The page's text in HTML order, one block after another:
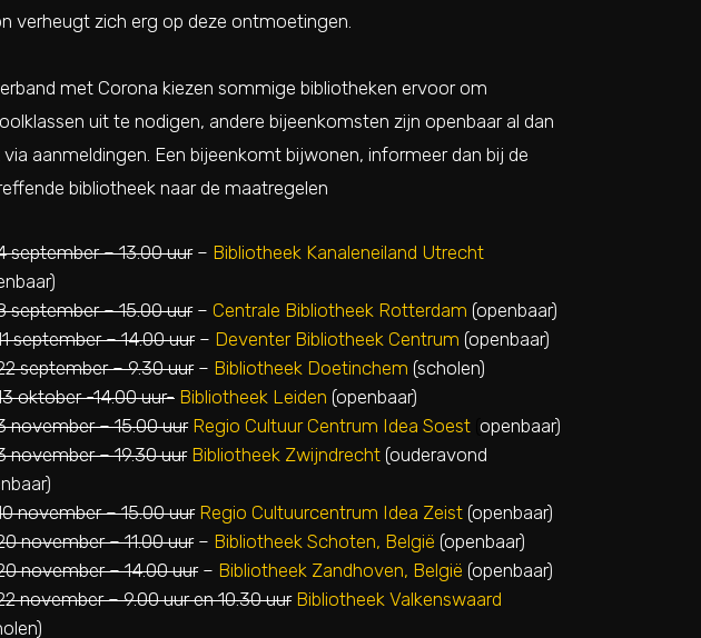
verheugt zich erg op deze ontmoetingen.
met Corona kiezen sommige bibliotheken ervoor om
uit te nodigen, andere bijeenkomsten zijn openbaar al dan
aanmeldingen. Een bijeenkomt bijwonen, informeer dan bij de
bibliotheek naar de maatregelen
september – 13.00 uur– Bibliotheek Kanaleneiland Utrecht
september – 15.00 uur– Centrale Bibliotheek Rotterdam (openbaar)
september – 14.00 uur– Deventer Bibliotheek Centrum (openbaar)
september – 9.30 uur– Bibliotheek Doetinchem (scholen)
oktober -14.00 uur- Bibliotheek Leiden (openbaar)
november – 15.00 uur Regio Cultuur Centrum Idea Soest openbaar)
november – 19.30 uur Bibliotheek Zwijndrecht(ouderavond
november – 15.00 uur Regio Cultuurcentrum Idea Zeist (openbaar)
november – 11.00 uur– Bibliotheek Schoten, België (openbaar)
november – 14.00 uur– Bibliotheek Zandhoven, België (openbaar)
november – 9.00 uur en 10.30 uur Bibliotheek Valkenswaard